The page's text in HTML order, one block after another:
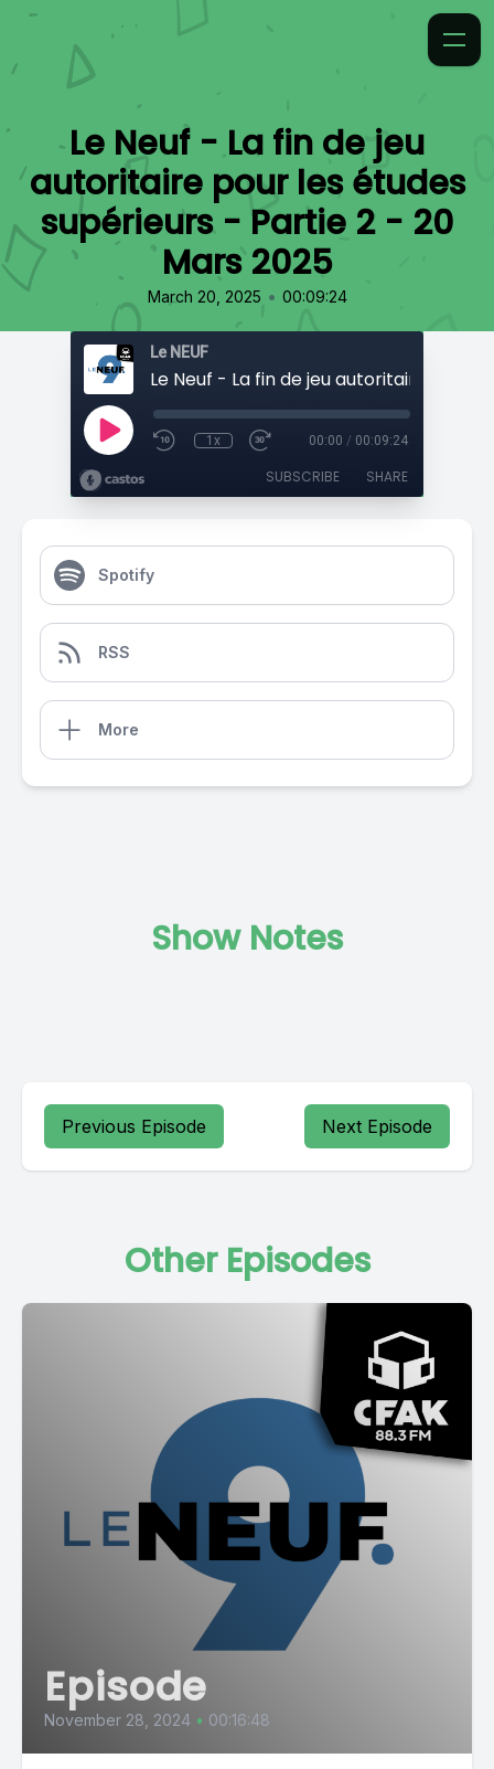
Le Neuf - La fin de jeu
autoritaire pour les études
supérieurs - Partie 2 - 20
Mars 2025
March 20, 2025 • 00:09:24
Le NEUF
1x 00:00 / 00:09:24
SUBSCRIBE SHARE
Spotify
RSS
More
Show Notes
Previous Episode Next Episode
Other Episodes
Episode
November 28, 2024 • 00:16:48